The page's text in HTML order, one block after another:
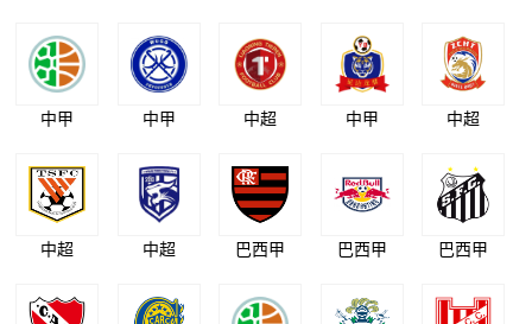
中甲 中甲 中超 中甲 中超
中超 中超 巴西甲 巴西甲 巴西甲